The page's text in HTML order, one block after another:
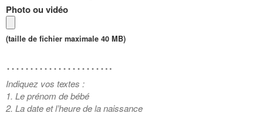
Photo ou vidéo
(taille de fichier maximale 40 MB)
…………………..
Indiquez vos textes :
1. Le prénom de bébé
2. La date et l’heure de la naissance